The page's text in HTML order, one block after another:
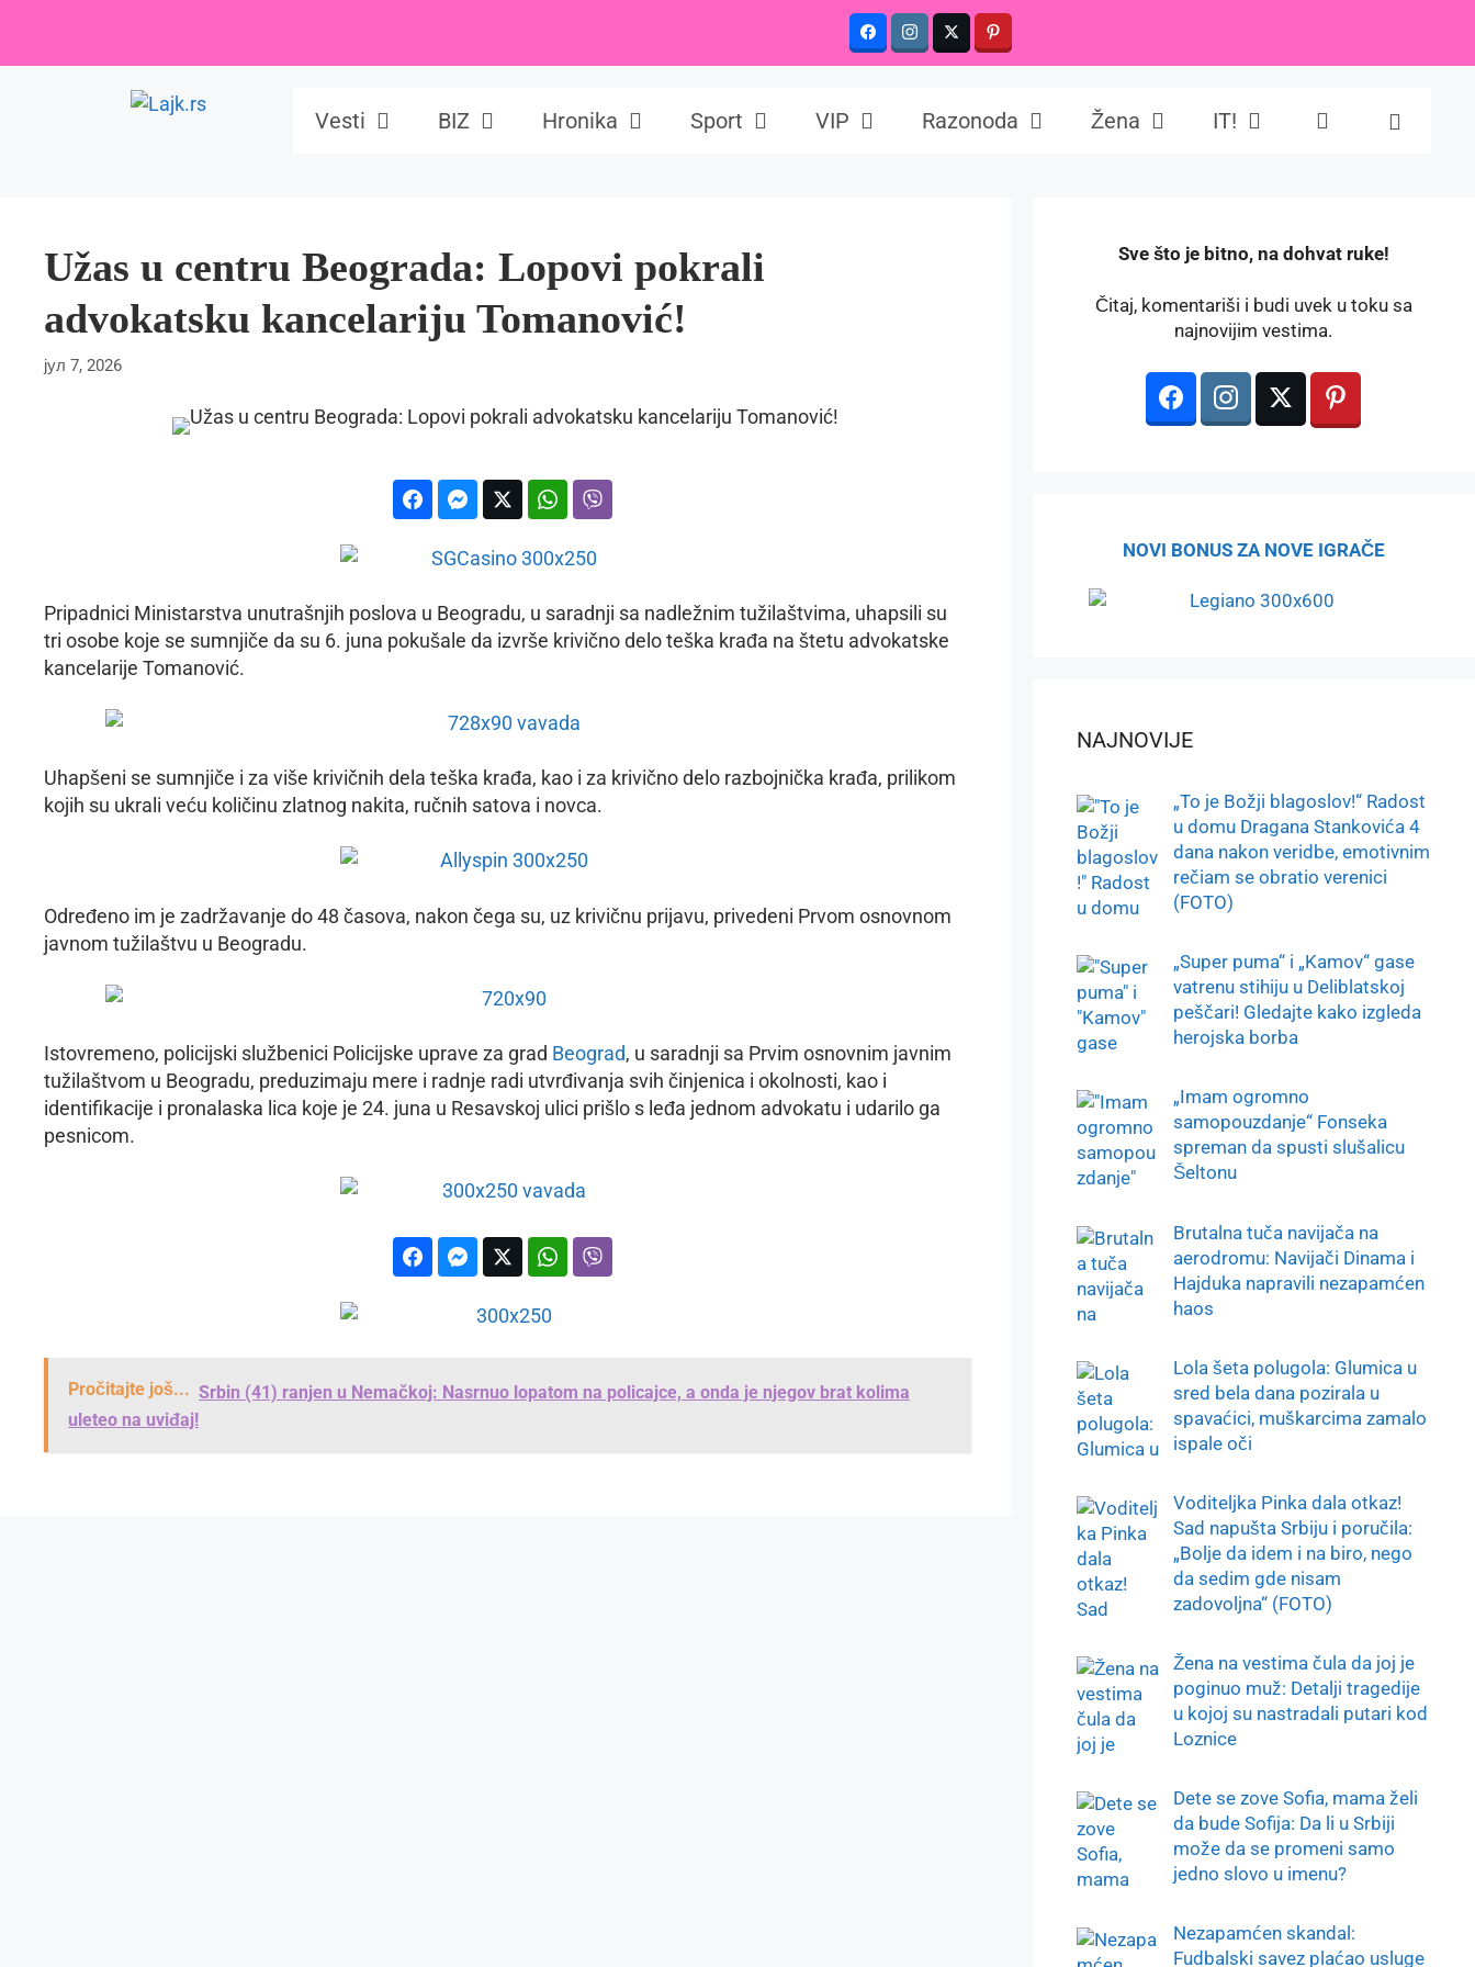
content
Vesti BIZ Hronika Sport VIP Razonoda Žena IT!
Užas u centru Beograda: Lopovi pokrali
advokatsku kancelariju Tomanović!
јул 7, 2026
Pripadnici Ministarstva unutrašnjih poslova u Beogradu, u saradnji sa nadležnim tužilaštvima, uhapsili su
tri osobe koje se sumnjiče da su 6. juna pokušale da izvrše krivično delo teška krađa na štetu advokatske
kancelarije Tomanović.
Uhapšeni se sumnjiče i za više krivičnih dela teška krađa, kao i za krivično delo razbojnička krađa, prilikom
kojih su ukrali veću količinu zlatnog nakita, ručnih satova i novca.
Određeno im je zadržavanje do 48 časova, nakon čega su, uz krivičnu prijavu, privedeni Prvom osnovnom
javnom tužilaštvu u Beogradu.
Istovremeno, policijski službenici Policijske uprave za grad Beograd, u saradnji sa Prvim osnovnim javnim
tužilaštvom u Beogradu, preduzimaju mere i radnje radi utvrđivanja svih činjenica i okolnosti, kao i
identifikacije i pronalaska lica koje je 24. juna u Resavskoj ulici prišlo s leđa jednom advokatu i udarilo ga
pesnicom.
Pročitajte još... Srbin (41) ranjen u Nemačkoj: Nasrnuo lopatom na policajce, a onda je njegov brat kolima
uleteo na uviđaj!
️Sve što je bitno, na dohvat ruke!
Čitaj, komentariši i budi uvek u toku sa
najnovijim vestima.
NOVI BONUS ZA NOVE IGRAČE
NAJNOVIJE
„To je Božji blagoslov!“ Radost
u domu Dragana Stankovića 4
dana nakon veridbe, emotivnim
rečiam se obratio verenici
(FOTO)
„Super puma“ i „Kamov“ gase
vatrenu stihiju u Deliblatskoj
peščari! Gledajte kako izgleda
herojska borba
„Imam ogromno
samopouzdanje“ Fonseka
spreman da spusti slušalicu
Šeltonu
Brutalna tuča navijača na
aerodromu: Navijači Dinama i
Hajduka napravili nezapamćen
haos
Lola šeta polugola: Glumica u
sred bela dana pozirala u
spavaćici, muškarcima zamalo
ispale oči
Voditeljka Pinka dala otkaz!
Sad napušta Srbiju i poručila:
„Bolje da idem i na biro, nego
da sedim gde nisam
zadovoljna“ (FOTO)
Žena na vestima čula da joj je
poginuo muž: Detalji tragedije
u kojoj su nastradali putari kod
Loznice
Dete se zove Sofia, mama želi
da bude Sofija: Da li u Srbiji
može da se promeni samo
jedno slovo u imenu?
Nezapamćen skandal:
Fudbalski savez plaćao usluge